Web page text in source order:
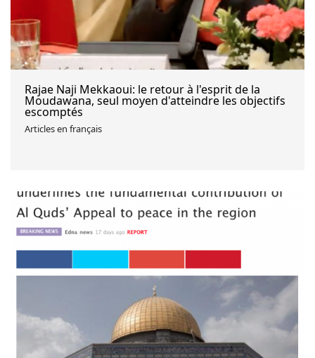
Rajae Naji Mekkaoui: le retour à l'esprit de la
Moudawana, seul moyen d'atteindre les objectifs
escomptés
Articles en français